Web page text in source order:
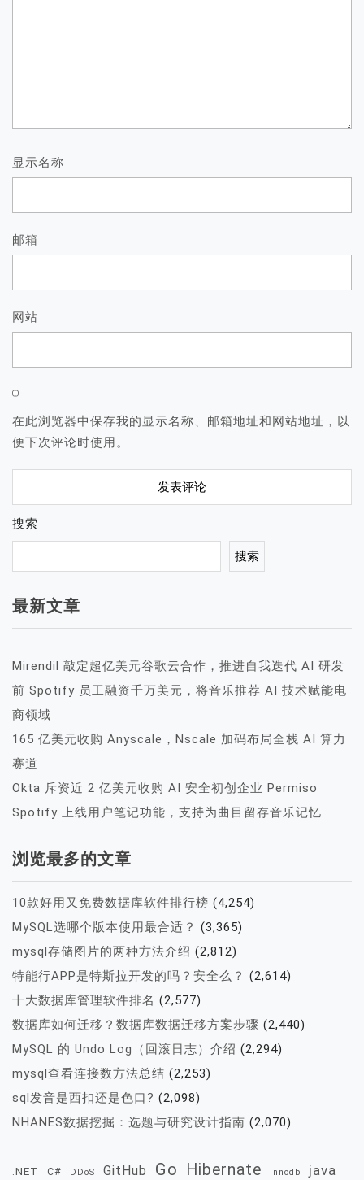
显示名称
邮箱
网站
在此浏览器中保存我的显示名称、邮箱地址和网站地址，以
便下次评论时使用。
搜索
搜索
最新文章
Mirendil 敲定超亿美元谷歌云合作，推进自我迭代 AI 研发
前 Spotify 员工融资千万美元，将音乐推荐 AI 技术赋能电
商领域
165 亿美元收购 Anyscale，Nscale 加码布局全栈 AI 算力
赛道
Okta 斥资近 2 亿美元收购 AI 安全初创企业 Permiso
Spotify 上线用户笔记功能，支持为曲目留存音乐记忆
浏览最多的文章
10款好用又免费数据库软件排行榜 (4,254)
MySQL选哪个版本使用最合适？ (3,365)
mysql存储图片的两种方法介绍 (2,812)
特能行APP是特斯拉开发的吗？安全么？ (2,614)
十大数据库管理软件排名 (2,577)
数据库如何迁移？数据库数据迁移方案步骤 (2,440)
MySQL 的 Undo Log（回滚日志）介绍 (2,294)
mysql查看连接数方法总结 (2,253)
sql发音是西扣还是色口? (2,098)
NHANES数据挖掘：选题与研究设计指南 (2,070)
.NET C# DDoS GitHub Go Hibernate innodb java